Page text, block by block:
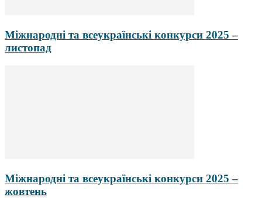
Міжнародні та всеукраїнські конкурси 2025 –
листопад
Міжнародні та всеукраїнські конкурси 2025 –
жовтень